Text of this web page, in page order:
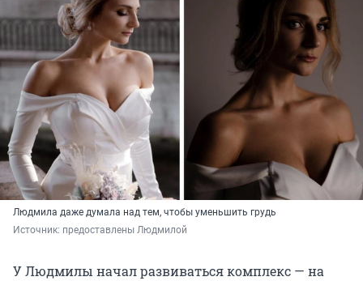
Людмила даже думала над тем, чтобы уменьшить грудь
Источник: предоставлены Людмилой
У Людмилы начал развиваться комплекс — на